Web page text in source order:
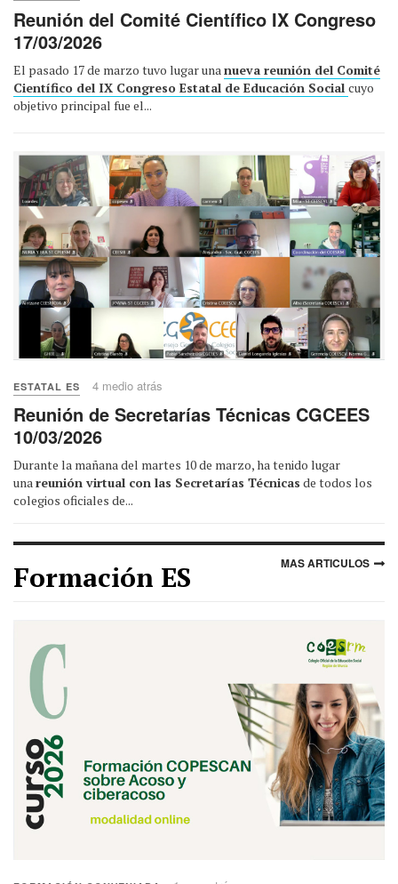
Reunión del Comité Científico IX Congreso
17/03/2026
El pasado 17 de marzo tuvo lugar una nueva reunión del Comité
Científico del IX Congreso Estatal de Educación Social cuyo
objetivo principal fue el...
ESTATAL ES 4 medio atrás
Reunión de Secretarías Técnicas CGCEES
10/03/2026
Durante la mañana del martes 10 de marzo, ha tenido lugar
una reunión virtual con las Secretarías Técnicas de todos los
colegios oficiales de...
Formación ES MAS ARTICULOS